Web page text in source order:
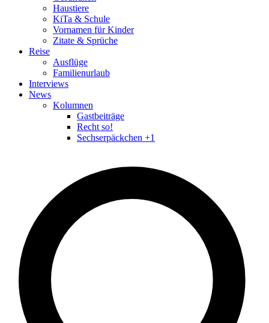
Haustiere
KiTa & Schule
Vornamen für Kinder
Zitate & Sprüche
Reise
Ausflüge
Familienurlaub
Interviews
News
Kolumnen
Gastbeiträge
Recht so!
Sechserpäckchen +1